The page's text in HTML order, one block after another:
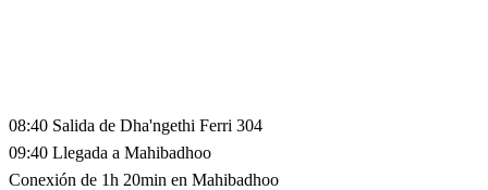
08:40 Salida de Dha'ngethi Ferri 304
09:40 Llegada a Mahibadhoo
Conexión de 1h 20min en Mahibadhoo